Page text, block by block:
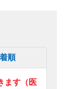
順
ます（医